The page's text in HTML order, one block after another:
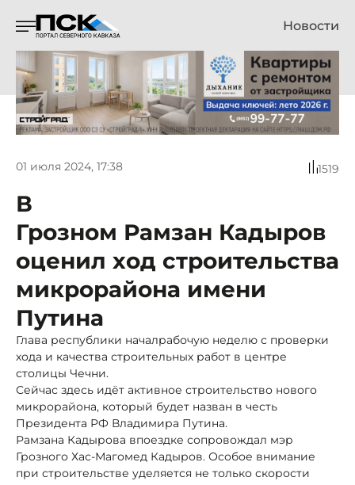
Новости
01 июля 2024, 17:38 1519
В
Грозном Рамзан Кадыров
оценил ход строительства
микрорайона имени
Путина
Глава республики началрабочую неделю с проверки
хода и качества строительных работ в центре
столицы Чечни.
Сейчас здесь идёт активное строительство нового
микрорайона, который будет назван в честь
Президента РФ Владимира Путина.
Рамзана Кадырова впоездке сопровождал мэр
Грозного Хас-Магомед Кадыров. Особое внимание
при строительстве уделяется не только скорости